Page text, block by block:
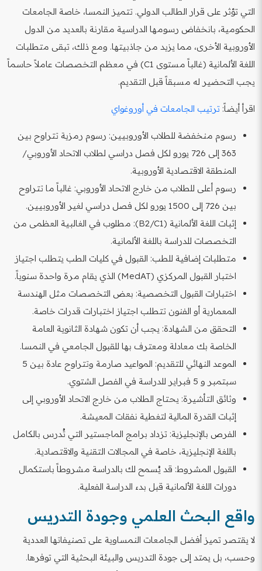
التي تؤثر على قرار الطالب الدولي. تتميز النمسا، خاصة الجامعات
الحكومية، بانخفاض رسومها الدراسية مقارنة بالعديد من الدول
الأوروبية الأخرى، مما يزيد من جاذبيتها. ومع ذلك، تبقى متطلبات
اللغة الألمانية (غالباً مستوى C1) في معظم التخصصات عاملاً حاسماً
يجب التحضير له مسبقاً قبل التقديم.
اقرأ أيضاً: ترتيب الجامعات في أوروغواي
رسوم منخفضة للطلاب الأوروبيين: رسوم رمزية تتراوح بين
363 إلى 726 يورو لكل فصل دراسي لطلاب الاتحاد الأوروبي/
المنطقة الاقتصادية الأوروبية.
رسوم أعلى للطلاب من خارج الاتحاد الأوروبي: غالباً ما تتراوح
بين 726 إلى 1500 يورو لكل فصل دراسي لغير الأوروبيين.
إثبات اللغة الألمانية (B2/C1): مطلوب في الغالبية العظمى من
التخصصات للدراسة باللغة الألمانية.
متطلبات إضافية للطب: القبول في كليات الطب يتطلب اجتياز
اختبار القبول المركزي (MedAT) الذي يقام مرة واحدة سنوياً.
اختبارات القبول التخصصية: بعض التخصصات مثل الهندسة
المعمارية أو الفنون تتطلب اجتياز اختبارات قدرات خاصة.
التحقق من الشهادة: يجب أن تكون شهادة الثانوية العامة
الخاصة بك معادلة ومعترف بها للقبول الجامعي في النمسا.
الموعد النهائي للتقديم: المواعيد صارمة وتتراوح عادة بين 5
سبتمبر و 5 فبراير للدراسة في الفصل الشتوي.
وثائق التأشيرة: يحتاج الطلاب من خارج الاتحاد الأوروبي إلى
إثبات القدرة المالية لتغطية نفقات المعيشة.
الفرص بالإنجليزية: تزداد برامج الماجستير التي تُدرس بالكامل
باللغة الإنجليزية، خاصة في المجالات التقنية والاقتصادية.
القبول المشروط: قد يُسمح لك بالدراسة مشروطاً باستكمال
دورات اللغة الألمانية قبل بدء الدراسة الفعلية.
واقع البحث العلمي وجودة التدريس
لا يقتصر تميز أفضل الجامعات النمساوية على تصنيفاتها العددية
وحسب، بل يمتد إلى جودة التدريس والبيئة البحثية التي توفرها.